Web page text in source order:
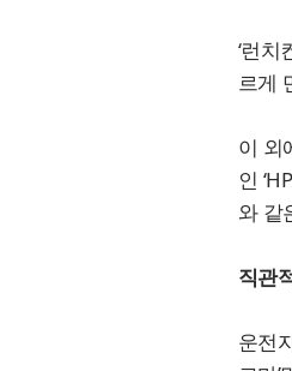
‘런
르게
이 외
인
와 같
직관
운전